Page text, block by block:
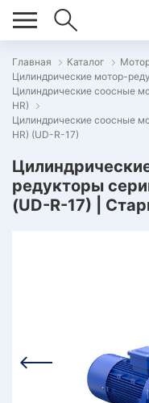
Главная Каталог
Цилиндрические соосные
HR)
Цилиндрические соосные
HR) (UD-R-17)
редукторы
(UD-R-17) |